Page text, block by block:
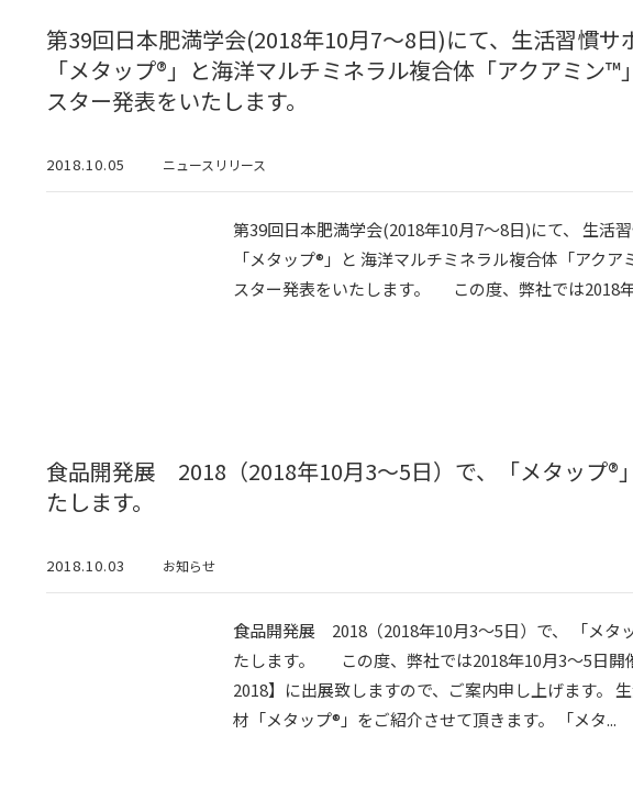
第39回日本肥満学会(2018年10月7～8日)にて、生活習慣サ
「メタップ®」と海洋マルチミネラル複合体「アクアミン™
スター発表をいたします。
2018.10.05 ニュースリリース
第39回日本肥満学会(2018年10月7～8日)にて、 生活
「メタップ®」と 海洋マルチミネラル複合体「アク
スター発表をいたします。 この度、弊社では2018
食品開発展 2018（2018年10月3～5日）で、「メタップ®
たします。
2018.10.03 お知らせ
食品開発展 2018（2018年10月3～5日）で、 「メタ
たします。 この度、弊社では2018年10月3～5日開
2018】に出展致しますので、ご案内申し上げます。
材「メタップ®」をご紹介させて頂きます。 「メタ...